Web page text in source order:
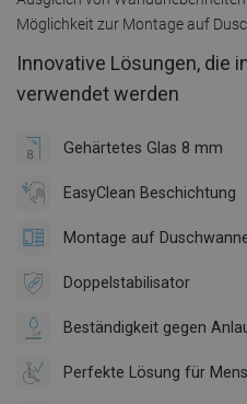
Möglichkeit zur Montage auf
Innovative Lösungen, die
verwendet werden
Gehärtetes Glas 8 mm
EasyClean Beschichtung
Montage auf
Doppelstabilisator
Beständigkeit gegen
Perfekte Lösung für